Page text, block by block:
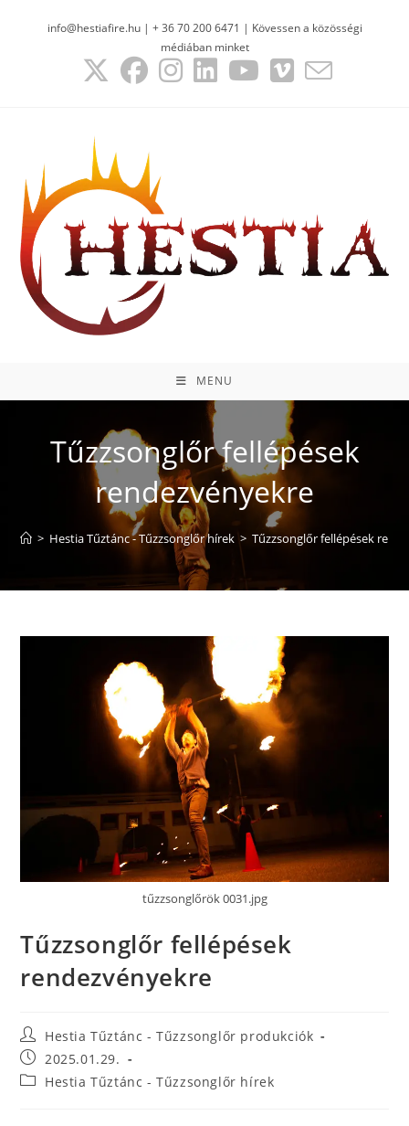
info@hestiafire.hu | + 36 70 200 6471 | Kövessen a közösségi
médiában minket
MENU
Tűzzsonglőr fellépések
rendezvényekre
> Hestia Tűztánc - Tűzzsonglőr hírek > Tűzzsonglőr fellépések
tűzzsonglőrök 0031.jpg
Tűzzsonglőr fellépések
rendezvényekre
Hestia Tűztánc - Tűzzsonglőr produkciók
2025.01.29.
Hestia Tűztánc - Tűzzsonglőr hírek